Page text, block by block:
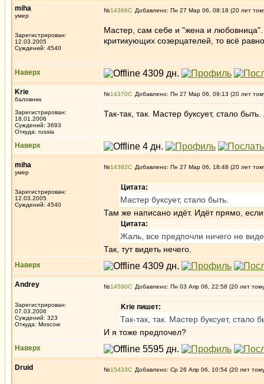
miha
умер
Зарегистрирован:
12.03.2005
Суждений: 4540
№14366 Добавлено: Пн 27 Мар 06, 08:18 (20 лет
Мастер, сам себе и "жена и
критикующих созерцателей, то всё
Наверх
Krie
баловник
Зарегистрирован:
18.01.2006
Суждений: 3693
Откуда: russia
№14370 Добавлено: Пн 27 Мар 06, 09:13 (20 лет
Так-так, так. Мастер буксует, стало
Наверх
miha
умер
Зарегистрирован:
12.03.2005
Суждений: 4540
№14382 Добавлено: Пн 27 Мар 06, 18:48 (20 лет
Цитата:
Мастер буксует, стало быть.
Там же написано идёт. Идёт прямо,
Цитата:
Жаль, все предпочли ничего не
Так, тут видеть нечего.
Наверх
Andrey
Зарегистрирован:
07.03.2006
Суждений: 323
Откуда: Moscow
№14590 Добавлено: Пн 03 Апр 06, 22:58 (20 лет
Krie пишет:
Так-так, так. Мастер буксует,
И я тоже предпочел?
Наверх
Druid №15433 Добавлено: Ср 26 Апр 06, 10:54 (20 лет